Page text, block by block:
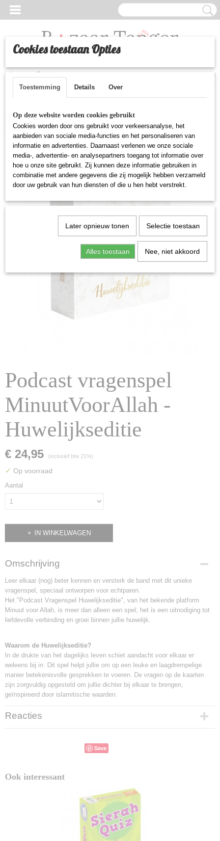
Inloggen Registreren
Home >Spellen> Podcast vragenspel MinuutVoorAllah -
Huwelijkseditie
Podcast vragenspel
MinuutVoorAllah -
Huwelijkseditie
€ 24,95 (inclusief btw 21%)
✓ Op voorraad
Aantal
IN WINKELWAGEN
Omschrijving
Leer elkaar (nog) beter kennen en versterk de band met dit unieke
vragenspel, speciaal ontworpen voor echtparen.
Het "Podcast Vragenspel Huwelijkseditie", van het bekende platform
Minuut voor Allah, is meer dan alleen een spel; het is een uitnodiging tot
liefdevolle verbinding en groei binnen jullie huwelijk.
Waarom de Huwelijkseditie?
In de drukte van het dagelijks leven schiet aandacht voor elkaar er
weleens bij in. Dit spel helpt jullie om op een leuke en laagdrempelige
manier betekenisvolle gesprekken te voeren. De vragen op de kaarten
zijn zorgvuldig opgesteld om jullie dichter bij elkaar te brengen,
geïnspireerd door islamitische waarden.
Reacties
Save
Ook interessant
Cookies toestaan Opties
Toestemming Details Over
Op deze website worden cookies gebruikt
Cookies worden door ons gebruikt voor verkeersanalyse, het
aanbieden van sociale media-functies en het personaliseren van
informatie en advertenties. Daarnaast verlenen we onze sociale
media-, advertentie- en analysepartners toegang tot informatie over
hoe u onze site gebruikt. Zij kunnen deze informatie gebruiken in
combinatie met andere gegevens die zij mogelijk hebben verzameld
door uw gebruik van hun diensten of die u hen hebt verstrekt.
Later opnieuw tonen Selectie toestaan
Alles toestaan Nee, niet akkoord